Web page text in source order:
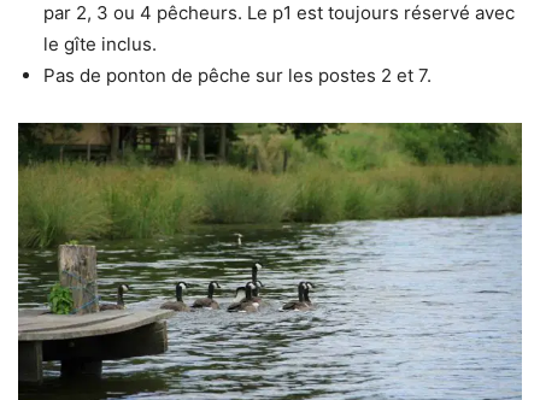
par 2, 3 ou 4 pêcheurs. Le p1 est toujours réservé avec
le gîte inclus.
Pas de ponton de pêche sur les postes 2 et 7.